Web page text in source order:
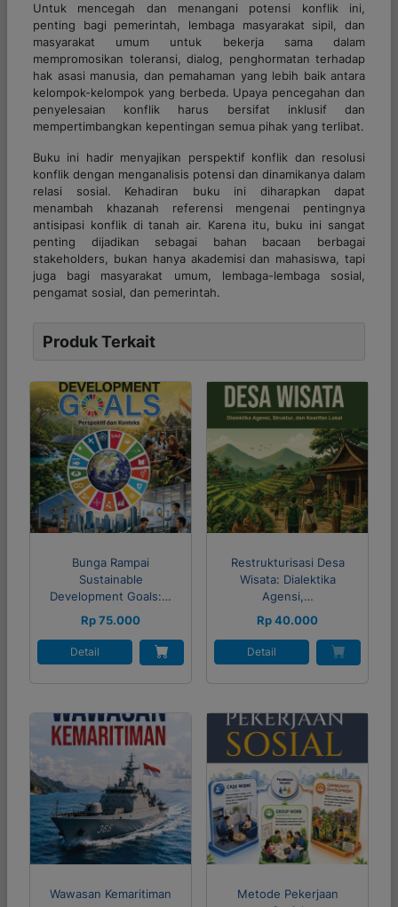
Untuk mencegah dan menangani potensi konflik ini,
penting bagi pemerintah, lembaga masyarakat sipil, dan
masyarakat umum untuk bekerja sama dalam
mempromosikan toleransi, dialog, penghormatan terhadap
hak asasi manusia, dan pemahaman yang lebih baik antara
kelompok-kelompok yang berbeda. Upaya pencegahan dan
penyelesaian konflik harus bersifat inklusif dan
mempertimbangkan kepentingan semua pihak yang terlibat.
Buku ini hadir menyajikan perspektif konflik dan resolusi
konflik dengan menganalisis potensi dan dinamikanya dalam
relasi sosial. Kehadiran buku ini diharapkan dapat
menambah khazanah referensi mengenai pentingnya
antisipasi konflik di tanah air. Karena itu, buku ini sangat
penting dijadikan sebagai bahan bacaan berbagai
stakeholders, bukan hanya akademisi dan mahasiswa, tapi
juga bagi masyarakat umum, lembaga-lembaga sosial,
pengamat sosial, dan pemerintah.
Produk Terkait
Bunga Rampai
Sustainable
Development Goals:…
Rp 75.000
Detail
Restrukturisasi Desa
Wisata: Dialektika
Agensi,…
Rp 40.000
Detail
Wawasan Kemaritiman
Metode Pekerjaan